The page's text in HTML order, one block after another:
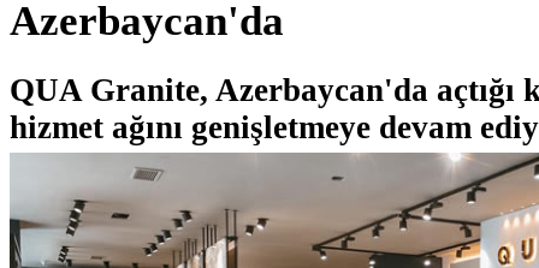
Azerbaycan'da
QUA Granite, Azerbaycan'da açtığı
hizmet ağını genişletmeye devam